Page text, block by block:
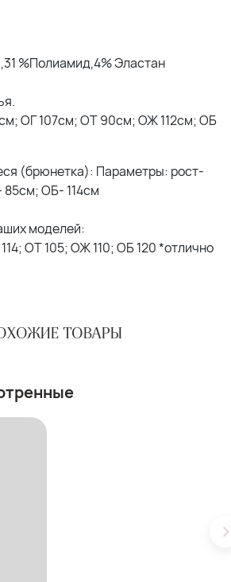
%Полиамид,4% Эластан
ОГ 107см; ОТ 90см; ОЖ 112см; ОБ
(брюнетка): Параметры: рост-
85см; ОБ- 114см
моделей:
ОТ 105; ОЖ 110; ОБ 120 *отлично
ТОВАРЫ